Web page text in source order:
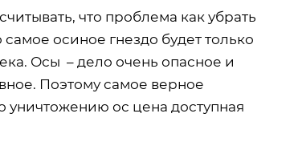
что проблема как убрать
осиное гнездо будет только
Осы – дело очень опасное и
Поэтому самое верное
ос цена доступная